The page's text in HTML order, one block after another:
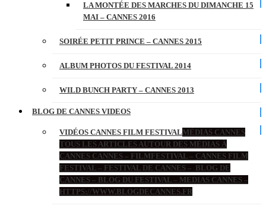
LA MONTÉE DES MARCHES DU DIMANCHE 15
MAI – CANNES 2016
SOIRÉE PETIT PRINCE – CANNES 2015
ALBUM PHOTOS DU FESTIVAL 2014
WILD BUNCH PARTY – CANNES 2013
BLOG DE CANNES VIDEOS
VIDÉOS CANNES FILM FESTIVALMÉDIAS CANNES
TOUS LES ARTICLES AUTOUR DES MÉDIAS À
CANNES CANNES – FILMFESTIVAL – CANNES FILM
FESTIVAL – FESTIVAL DE CANNES – BLOG DE
CANNES – BLOG DU FESTIVAL – MEDIAS CANNES –
HTTPS://WWW.BLOGDECANNES.FR